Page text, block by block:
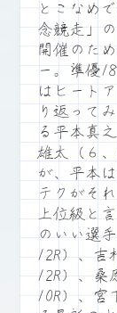
とこなめ
念競走」
開催のた
ー。準優
はヒート
り返って
る平本真
雄太（６
が、平本
テクがそ
上位級と
のいい選
12R）、吉
12R）、桑
10R）、宮